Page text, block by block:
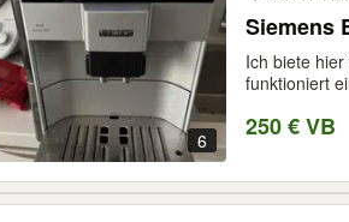
6
Siemens
Ich biete
funktioniert
250 € VB